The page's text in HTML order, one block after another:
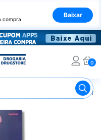
compra
Baixar
0
Caderno